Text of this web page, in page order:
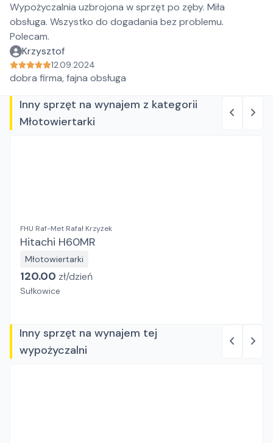
Wypożyczalnia uzbrojona w sprzęt po zęby. Miła
obsługa. Wszystko do dogadania bez problemu.
Polecam.
Krzysztof
12.09.2024
dobra firma, fajna obsługa
Inny sprzęt na wynajem z kategorii
Młotowiertarki
FHU Raf-Met Rafał Krzyżek
Hitachi H60MR
Młotowiertarki
120.00 zł/dzień
Sułkowice
Inny sprzęt na wynajem tej
wypożyczalni